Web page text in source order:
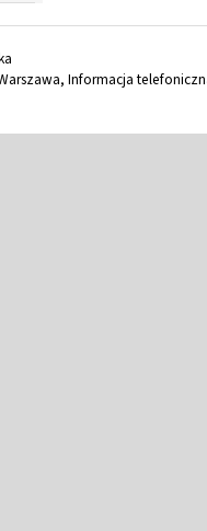
Informacja